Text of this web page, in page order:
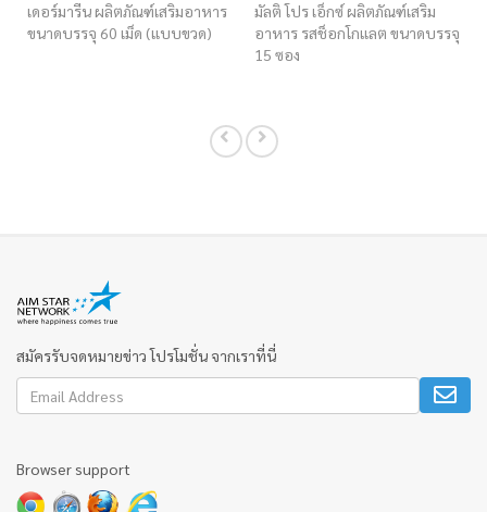
เดอร์มารีน ผลิตภัณฑ์เสริมอาหาร
ขนาดบรรจุ 60 เม็ด (แบบขวด)
มัลติ โปร เอ็กซ์ ผลิตภัณฑ์​เสริม
อาหาร รสช็อกโกแลต ขนาดบรรจุ
15 ซอง
สมัครรับจดหมายข่าว โปรโมชั่น จากเราที่นี่
Browser support